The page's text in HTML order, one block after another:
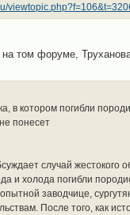
том форуме,
в котором погибли
понесет
случай
и холода погибли
заводчице,
После того, как